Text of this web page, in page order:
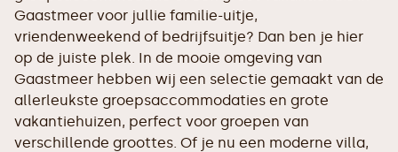
Gaastmeer voor jullie familie-uitje,
vriendenweekend of bedrijfsuitje? Dan ben je hier
op de juiste plek. In de mooie omgeving van
Gaastmeer hebben wij een selectie gemaakt van de
allerleukste groepsaccommodaties en grote
vakantiehuizen, perfect voor groepen van
verschillende groottes. Of je nu een moderne villa,